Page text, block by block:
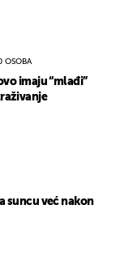
OSOBA
imaju “mlađi”
suncu već nakon